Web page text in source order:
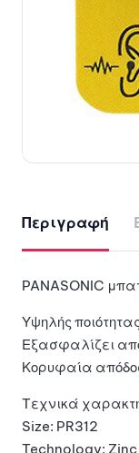
Περιγραφή
PANASONIC
Υψηλής
Εξασφαλίζει
Κορυφαία
Tεχνικά
Size: PR312
Technology: